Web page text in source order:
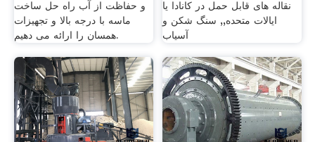
و حفاظت از آب راه حل ساخت
ماسه با درجه بالا و تجهیزات
همسان را ارائه می دهیم.
نقاله های قابل حمل در کانادا یا
ایالات متحده,, سنگ شکن و
آسیاب